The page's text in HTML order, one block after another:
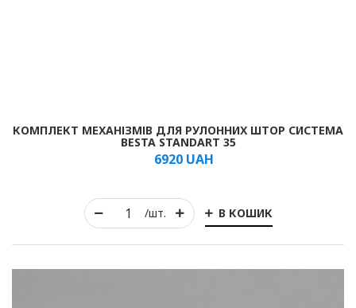
Вертикальні
Римські
/шт. В КОШИК
КОМПЛЕКТ МЕХАНІЗМІВ ДЛЯ РУЛОННИХ ШТОР СИСТЕМА
BESTA STANDART 35
6920UAH